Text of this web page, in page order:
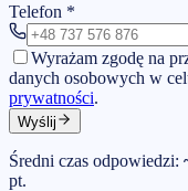
Telefon *
Wyrażam zgodę na
danych osobowych w
prywatności.
Wyślij
Średni czas odpowiedzi:
pt.